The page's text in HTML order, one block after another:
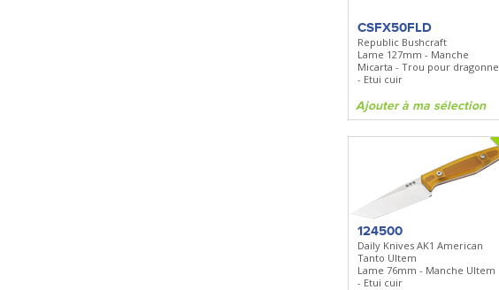
CSFX50FLD
Republic Bushcraft
Lame 127mm - Manche
Micarta - Trou pour dragonne
- Etui cuir
Ajouter à ma sélection
124500
Daily Knives AK1 American
Tanto Ultem
Lame 76mm - Manche Ultem
- Etui cuir